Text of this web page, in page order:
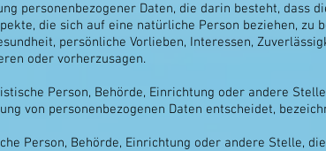
personenbezogener Daten, die darin besteht, dass
die sich auf eine natürliche Person beziehen, zu
persönliche Vorlieben, Interessen,
oder vorherzusagen.
Person, Behörde, Einrichtung oder andere
von personenbezogenen Daten entscheidet,
Person, Behörde, Einrichtung oder andere Stelle,